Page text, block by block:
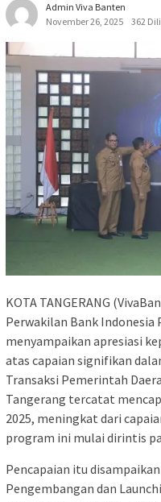
Admin Viva Banten
November 26, 2025
362
KOTA TANGERANG
Perwakilan Bank Indonesia
menyampaikan apresiasi
atas capaian signifikan
Transaksi Pemerintah
Tangerang tercatat
2025, meningkat dari
program ini mulai dirintis
Pencapaian itu
Pengembangan dan